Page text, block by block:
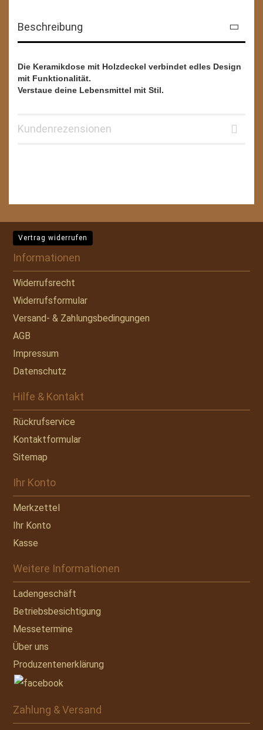
Beschreibung
Die Keramikdose mit Holzdeckel verbindet edles Design
mit Funktionalität.
Verstaue deine Lebensmittel mit Stil.
Kundenrezensionen
Vertrag widerrufen
Informationen
Widerrufsrecht
Widerrufsformular
Versand- & Zahlungsbedingungen
AGB
Impressum
Datenschutz
Hilfe & Kontakt
Rückrufservice
Kontaktformular
Sitemap
Ihr Konto
Merkzettel
Ihr Konto
Kasse
Weitere Informationen
Ladengeschäft
Betriebsbesichtigung
Messetermine
Über uns
Produzentenerklärung
Zahlung & Versand